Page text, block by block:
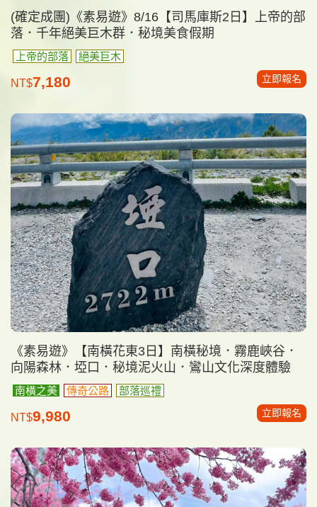
(確定成團)《素易遊》8/16【司馬庫斯2日】上帝的部
落．千年絕美巨木群．秘境美食假期
上帝的部落 絕美巨木
NT$7,180 立即報名
《素易遊》【南橫花東3日】南橫秘境．霧鹿峽谷．
向陽森林．埡口．秘境泥火山．鸞山文化深度體驗
南橫之美 傳奇公路 部落巡禮
NT$9,980 立即報名